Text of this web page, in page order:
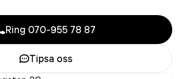
Ring 070-955 78 87
Tipsa oss